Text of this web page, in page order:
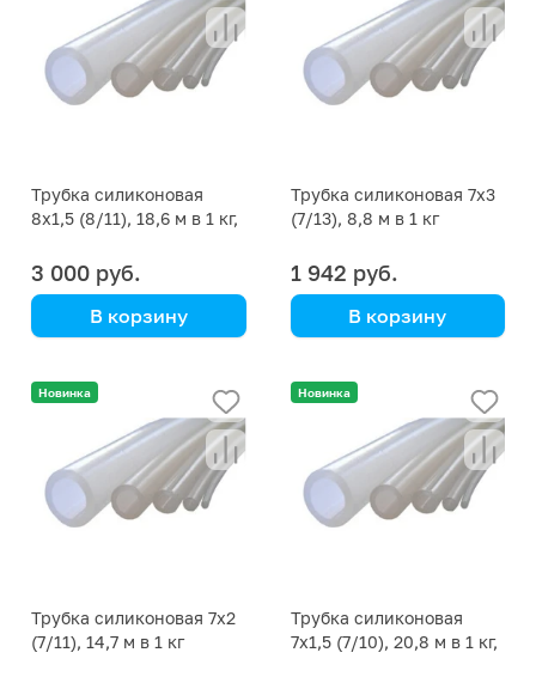
Трубка силиконовая
8х1,5 (8/11), 18,6 м в 1 кг,
3 000 руб.
В корзину
Трубка силиконовая 7х3
(7/13), 8,8 м в 1 кг
1 942 руб.
В корзину
Новинка
Трубка силиконовая 7х2
(7/11), 14,7 м в 1 кг
Новинка
Трубка силиконовая
7х1,5 (7/10), 20,8 м в 1 кг,